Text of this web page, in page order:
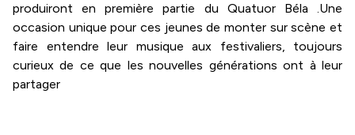
produiront en première partie du Quatuor Béla .Une
occasion unique pour ces jeunes de monter sur scène et
faire entendre leur musique aux festivaliers, toujours
curieux de ce que les nouvelles générations ont à leur
partager